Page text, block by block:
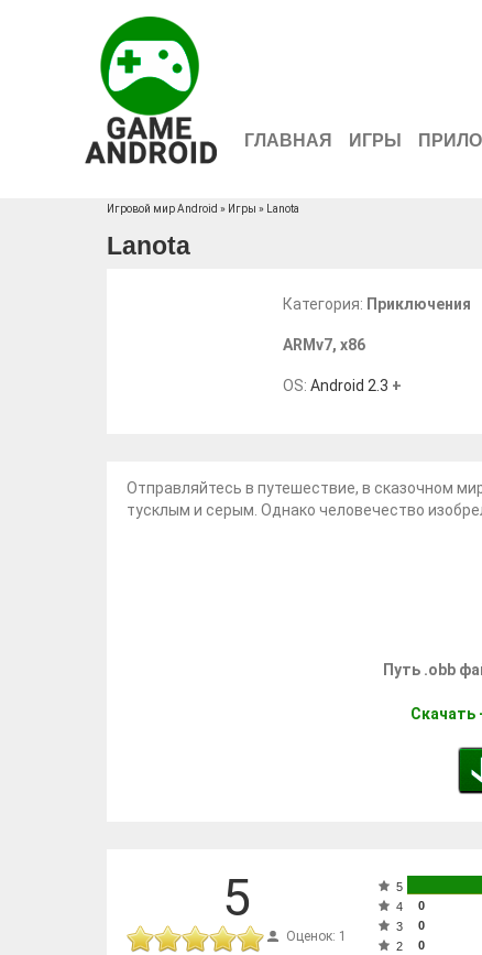
ГЛАВНАЯ ИГРЫ
Игровой мир Android » Игры » Lanota
Lanota
Категория: Приключения
ARMv7, x86
OS: Android 2.3 +
Отправляйтесь в путешествие, в сказочном
тусклым и серым. Однако человечество
Путь .obb
Скачать
5
Оценок: 1
5
4
0
3
0
2
0